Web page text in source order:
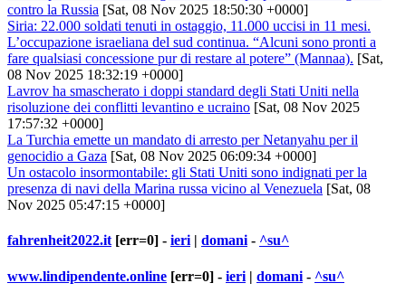
contro la Russia [Sat, 08 Nov 2025 18:50:30 +0000]
Siria: 22.000 soldati tenuti in ostaggio, 11.000 uccisi in 11 mesi.
L’occupazione israeliana del sud continua. “Alcuni sono pronti a
fare qualsiasi concessione pur di restare al potere” (Mannaa). [Sat,
08 Nov 2025 18:32:19 +0000]
Lavrov ha smascherato i doppi standard degli Stati Uniti nella
risoluzione dei conflitti levantino e ucraino [Sat, 08 Nov 2025
17:57:32 +0000]
La Turchia emette un mandato di arresto per Netanyahu per il
genocidio a Gaza [Sat, 08 Nov 2025 06:09:34 +0000]
Un ostacolo insormontabile: gli Stati Uniti sono indignati per la
presenza di navi della Marina russa vicino al Venezuela [Sat, 08
Nov 2025 05:47:15 +0000]
fahrenheit2022.it[err=0] - ieri| domani- ^su^
www.lindipendente.online [err=0] - ieri | domani - ^su^